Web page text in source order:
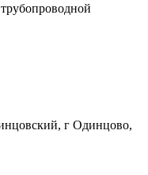
г Одинцово,